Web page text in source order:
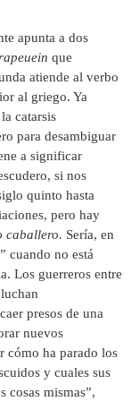
apunta a dos
que
atiende al verbo
al griego. Ya
catarsis
para desambiguar
a significar
si nos
quinto hasta
pero hay
caballero. Sería, en
cuando no está
Los guerreros entre
presos de una
nuevos
cómo ha parado los
y cuales sus
cosas mismas”,